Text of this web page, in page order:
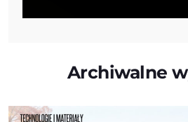
Archiwalne